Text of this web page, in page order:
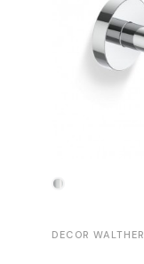
DECOR WALTHER